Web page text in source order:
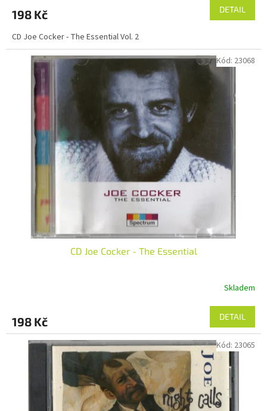
198 Kč DETAIL
CD Joe Cocker - The Essential Vol. 2
CD Joe Cocker - The Essential
Skladem
198 Kč DETAIL
Kód: 23068
Kód: 23065